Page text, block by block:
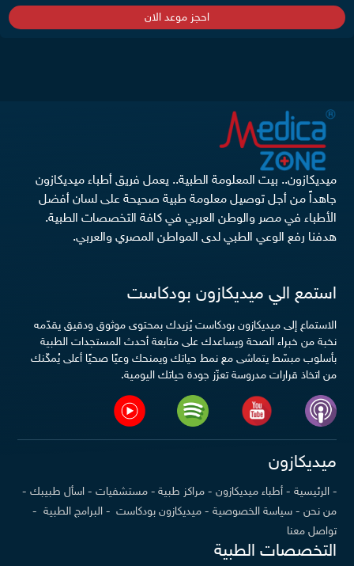
احجز موعد الان
استمع الي ميديكازون بودكاست
ميديكازون.. بيت المعلومة الطبية.. يعمل فريق أطباء ميديكازون
جاهداً من أجل توصيل معلومة طبية صحيحة على لسان أفضل
الأطباء في مصر والوطن العربي في كافة التخصصات الطبية.
هدفنا رفع الوعي الطبي لدى المواطن المصري والعربي.
الاستماع إلى ميديكازون بودكاست يُزيدك بمحتوى موثوق ودقيق يقدّمه
نخبة من خبراء الصحة ويساعدك على متابعة أحدث المستجدات الطبية
بأسلوب مبسّط يتماشى مع نمط حياتك ويمنحك وعيًا صحيًا أعلى يُمكّنك
من اتخاذ قرارات مدروسة تعزّز جودة حياتك اليومية.
ميديكازون
- الرئيسية - أطباء ميديكازون - مراكز طبية - مستشفيات - اسأل طبيبك -
من نحن - سياسة الخصوصية - ميديكازون بودكاست - البرامج الطبية -
تواصل معنا
التخصصات الطبية